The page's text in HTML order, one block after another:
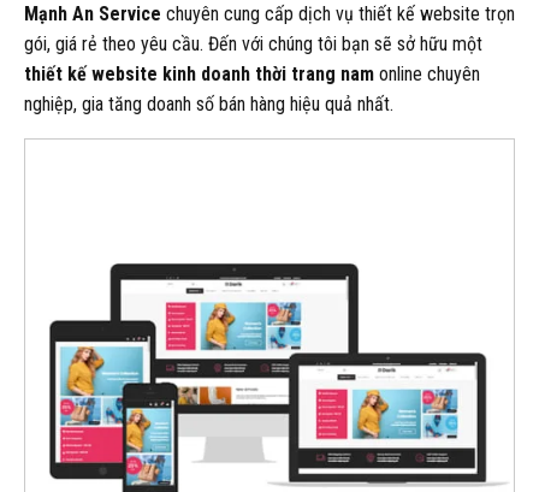
Mạnh An Service chuyên cung cấp dịch vụ thiết kế website trọn
gói, giá rẻ theo yêu cầu. Đến với chúng tôi bạn sẽ sở hữu một
thiết kế website kinh doanh thời trang nam online chuyên
nghiệp, gia tăng doanh số bán hàng hiệu quả nhất.